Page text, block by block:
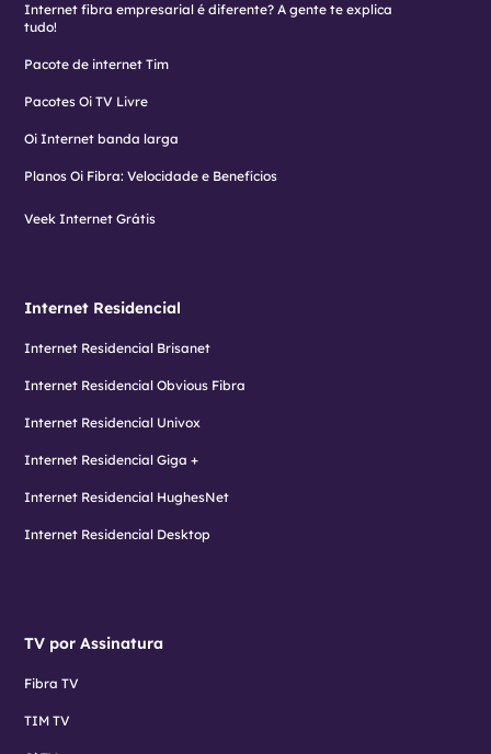
Internet fibra empresarial é diferente? A gente te explica
tudo!
Pacote de internet Tim
Pacotes Oi TV Livre
Oi Internet banda larga
Planos Oi Fibra: Velocidade e Benefícios
Veek Internet Grátis
Internet Residencial
Internet Residencial Brisanet
Internet Residencial Obvious Fibra
Internet Residencial Univox
Internet Residencial Giga +
Internet Residencial HughesNet
Internet Residencial Desktop
TV por Assinatura
Fibra TV
TIM TV